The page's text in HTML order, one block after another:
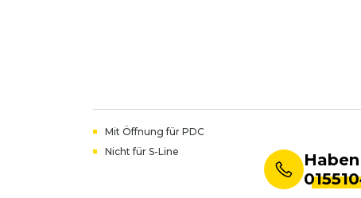
Mit Öffnung für PDC
Nicht für S-Line